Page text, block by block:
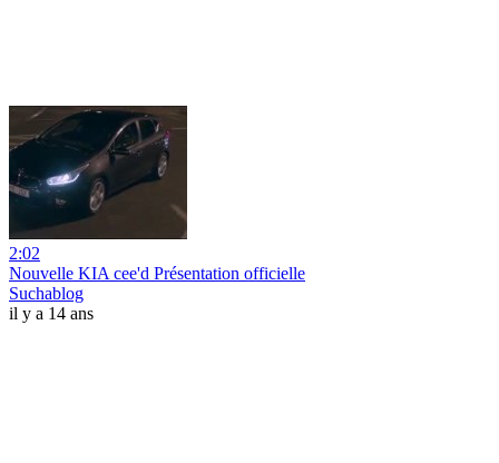
2:02
Nouvelle KIA cee'd Présentation officielle
Suchablog
il y a 14 ans